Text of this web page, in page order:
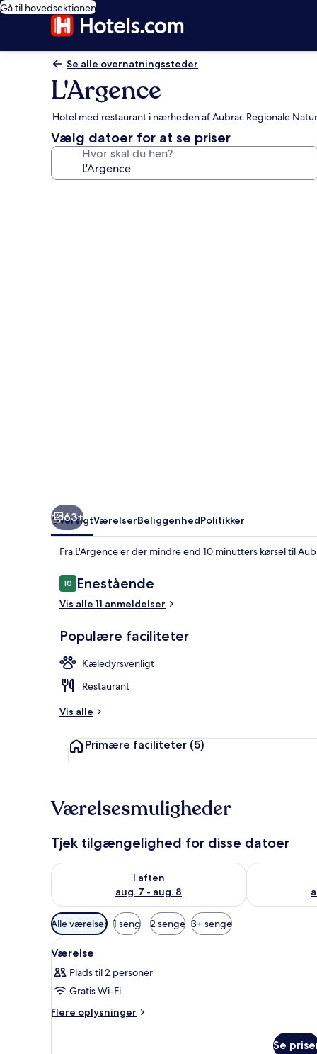
Gå til hovedsektionen
Se alle overnatningssteder
L'Argence
Hotel med restaurant i nærheden af Aubrac Regionale
Vælg datoer for at se priser
Hvor skal du hen?
63+
OversigtVærelserBeliggenhedPolitikker
Fra L'Argence er der mindre end 10 minutters kørsel til
Anmeldelser
1010 ud af 10.
Enestående
Vis alle 11 anmeldelser
Populære faciliteter
Kæledyrsvenligt
Restaurant
Vis alle
Primære faciliteter (5)
Værelsesmuligheder
Tjek tilgængelighed for disse datoer
I aften
aug. 7 - aug. 8
Tjek tilgængelighed for i aften aug. 7 - aug. 8
Tjek
Tilgængelige
filtre
for
Alle værelser 1 seng 2 senge 3+ senge
Indlæs
alle
billeder
af
Værelse
Et soveværelse med seng,
5
Værelse
Plads til 2 personer
Gratis Wi-Fi
Flere oplysninger
Flere
Se